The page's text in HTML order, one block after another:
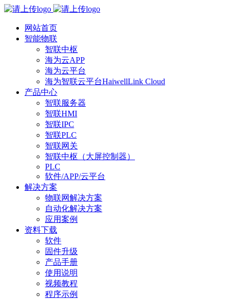
网站首页
智能物联
智联中枢
海为云APP
海为云平台
海为智联云平台HaiwellLink Cloud
产品中心
智联服务器
智联HMI
智联IPC
智联PLC
智联网关
智联中枢（大屏控制器）
PLC
软件/APP/云平台
解决方案
物联网解决方案
自动化解决方案
应用案例
资料下载
软件
固件升级
产品手册
使用说明
视频教程
程序示例